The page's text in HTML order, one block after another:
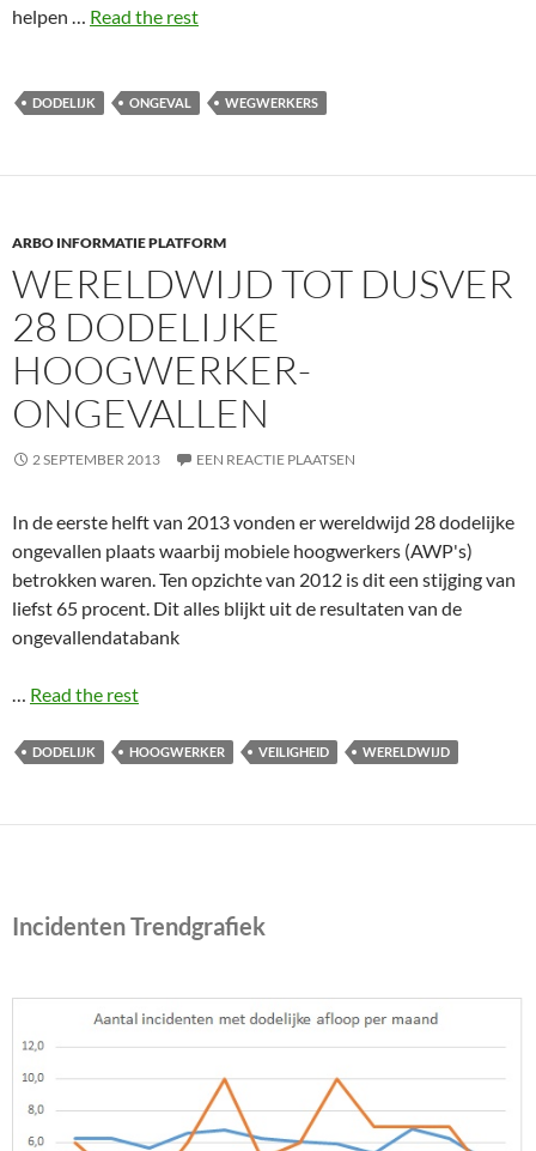
helpen … Read the rest
DODELIJK ONGEVAL WEGWERKERS
ARBO INFORMATIE PLATFORM
WERELDWIJD TOT DUSVER
28 DODELIJKE
HOOGWERKER-
ONGEVALLEN
2 SEPTEMBER 2013 EEN REACTIE PLAATSEN
In de eerste helft van 2013 vonden er wereldwijd 28 dodelijke
ongevallen plaats waarbij mobiele hoogwerkers (AWP's)
betrokken waren. Ten opzichte van 2012 is dit een stijging van
liefst 65 procent. Dit alles blijkt uit de resultaten van de
ongevallendatabank
… Read the rest
DODELIJK HOOGWERKER VEILIGHEID WERELDWIJD
Incidenten Trendgrafiek